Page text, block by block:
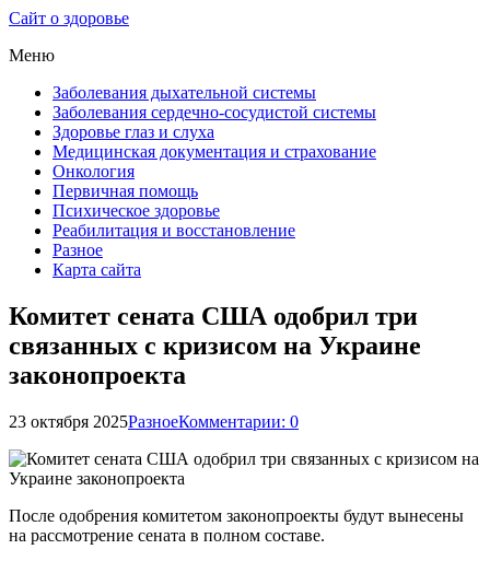
Сайт о здоровье
Меню
Заболевания дыхательной системы
Заболевания сердечно-сосудистой системы
Здоровье глаз и слуха
Медицинская документация и страхование
Онкология
Первичная помощь
Психическое здоровье
Реабилитация и восстановление
Разное
Карта сайта
Комитет сената США одобрил три
связанных с кризисом на Украине
законопроекта
23 октября 2025РазноеКомментарии: 0
После одобрения комитетом законопроекты будут вынесены
на рассмотрение сената в полном составе.